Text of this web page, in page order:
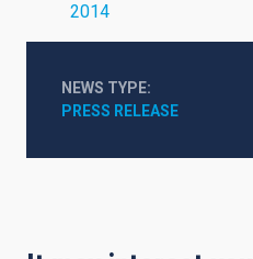
2014
NEWS TYPE
PRESS RELEASE